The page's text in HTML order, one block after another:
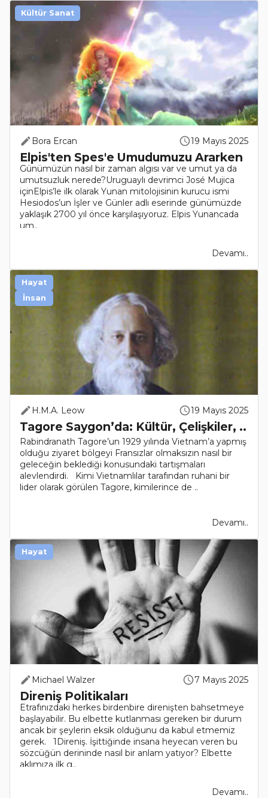
Bora Ercan 19 Mayıs 2025
Elpis'ten Spes'e Umudumuzu Ararken
Günümüzün nasıl bir zaman algısı var ve umut ya da
umutsuzluk nerede?Uruguaylı devrimci José Mujica
içinElpis’le ilk olarak Yunan mitolojisinin kurucu ismi
Hesiodos’un İşler ve Günler adlı eserinde günümüzde
yaklaşık 2700 yıl önce karşılaşıyoruz. Elpis Yunancada
um..
Devamı..
Kültür Sanat
H.M.A. Leow 19 Mayıs 2025
Tagore Saygon’da: Kültür, Çelişkiler, ..
Rabindranath Tagore’un 1929 yılında Vietnam’a yapmış
olduğu ziyaret bölgeyi Fransızlar olmaksızın nasıl bir
geleceğin beklediği konusundaki tartışmaları
alevlendirdi. Kimi Vietnamlılar tarafından ruhani bir
lider olarak görülen Tagore, kimilerince de ..
Devamı..
Hayat
İnsan
Michael Walzer 7 Mayıs 2025
Direniş Politikaları
Etrafınızdaki herkes birdenbire direnişten bahsetmeye
başlayabilir. Bu elbette kutlanması gereken bir durum
ancak bir şeylerin eksik olduğunu da kabul etmemiz
gerek. 1Direniş. İşittiğinde insana heyecan veren bu
sözcüğün derininde nasıl bir anlam yatıyor? Elbette
aklımıza ilk g..
Devamı..
Hayat